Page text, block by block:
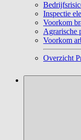
Inspectie
Voorkom
Agrarische
Voorkom
Overzicht